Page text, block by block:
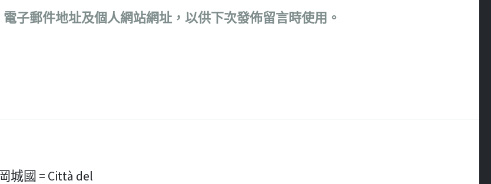
子郵件地址及個人網站網址，以供下次發佈留言時使用。
城國 = Città del